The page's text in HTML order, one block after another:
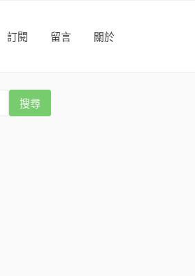
訂閱 留言 關於